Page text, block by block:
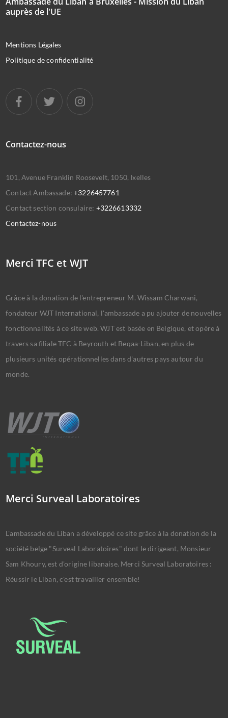
auprès de l'UE
Mentions Légales
Politique de confidentialité
Contactez-nous
101, Avenue Franklin Roosevelt, 1050, Ixelles
Contact Ambassade:+3226457761
Contact section consulaire: +3226613332
Contactez-nous
Merci TFC et WJT
Grâce à la donation de l'entrepreneur M. Wissam Charwani,
fondateur WJT International, l'ambassade a pu ajouter de nouvelles
fonctionnalités à ce site web. WJT est basée en Belgique, et opère à
travers sa filiale TFC à Beyrouth et Beqaa-Liban, en plus de
plusieurs unités opérationnelles dans d'autres pays autour du
monde.
Merci Surveal Laboratoires
L'ambassade du Liban a développé ce site grâce à la donation de la
société belge "Surveal Laboratoires" dont le dirigeant, Monsieur
Sam Khoury, est d'origine libanaise. Merci Surveal Laboratoires :
Réussir le Liban, c'est travailler ensemble!